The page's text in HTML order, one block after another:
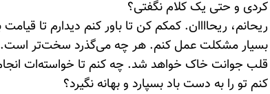
کردی و حتی یک کلام نگفتی؟
ریحانم، ریحاااان. کمکم کن تا باور کنم دیدارم تا
بسیار مشکلت عمل کنم. هر چه می‌گذرد سخت‌تر است.
قلب جوانت خاک خواهد شد. چه کنم تا خواسته‌ات
کنم تو را به دست باد بسپارد و بهانه نگیرد؟